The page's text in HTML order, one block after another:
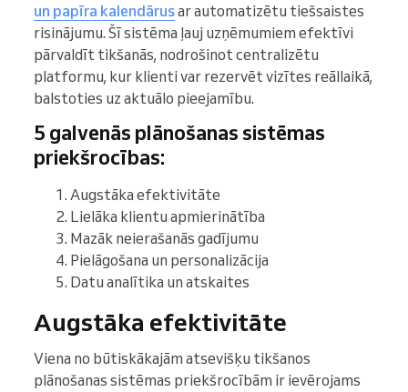
un papīra kalendārusar automatizētu tiešsaistes
risinājumu. Šī sistēma ļauj uzņēmumiem efektīvi
pārvaldīt tikšanās, nodrošinot centralizētu
platformu, kur klienti var rezervēt vizītes reāllaikā,
balstoties uz aktuālo pieejamību.
5 galvenās plānošanas sistēmas
priekšrocības:
Augstāka efektivitāte
Lielāka klientu apmierinātība
Mazāk neierašanās gadījumu
Pielāgošana un personalizācija
Datu analītika un atskaites
Augstāka efektivitāte
Viena no būtiskākajām atsevišķu tikšanos
plānošanas sistēmas priekšrocībām ir ievērojams